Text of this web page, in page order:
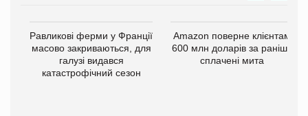
Равликові ферми у Франції
масово закриваються, для
галузі видався
катастрофічний сезон
Amazon поверне клієнтам
600 млн доларів за раніше
сплачені мита